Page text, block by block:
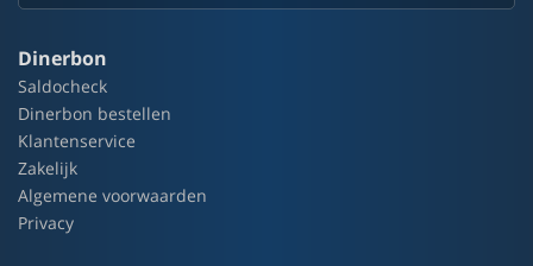
Dinerbon
Saldocheck
Dinerbon bestellen
Klantenservice
Zakelijk
Algemene voorwaarden
Privacy